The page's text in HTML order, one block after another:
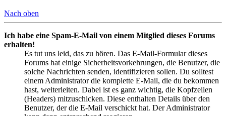
Nach oben
Ich habe eine Spam-E-Mail von einem Mitglied dieses Forums
erhalten!
Es tut uns leid, das zu hören. Das E-Mail-Formular dieses
Forums hat einige Sicherheitsvorkehrungen, die Benutzer, die
solche Nachrichten senden, identifizieren sollen. Du solltest
einem Administrator die komplette E-Mail, die du bekommen
hast, weiterleiten. Dabei ist es ganz wichtig, die Kopfzeilen
(Headers) mitzuschicken. Diese enthalten Details über den
Benutzer, der die E-Mail verschickt hat. Der Administrator